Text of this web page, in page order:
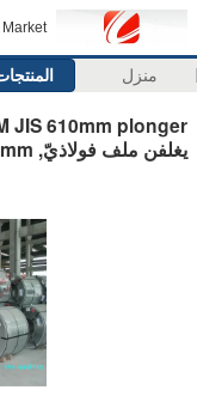
منزل
JIS 610mm plonger
يغلفن ملف فولاذيّ, 0.14mm to 3.0mm ملف فولاذيّ